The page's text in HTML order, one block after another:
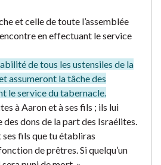
et celle de toute l’assemblée
en effectuant le service
de tous les ustensiles de la
assumeront la tâche des
le service du tabernacle.
à Aaron et à ses fils ; ils lui
dons de la part des Israélites.
fils que tu établiras
de prêtres. Si quelqu’un